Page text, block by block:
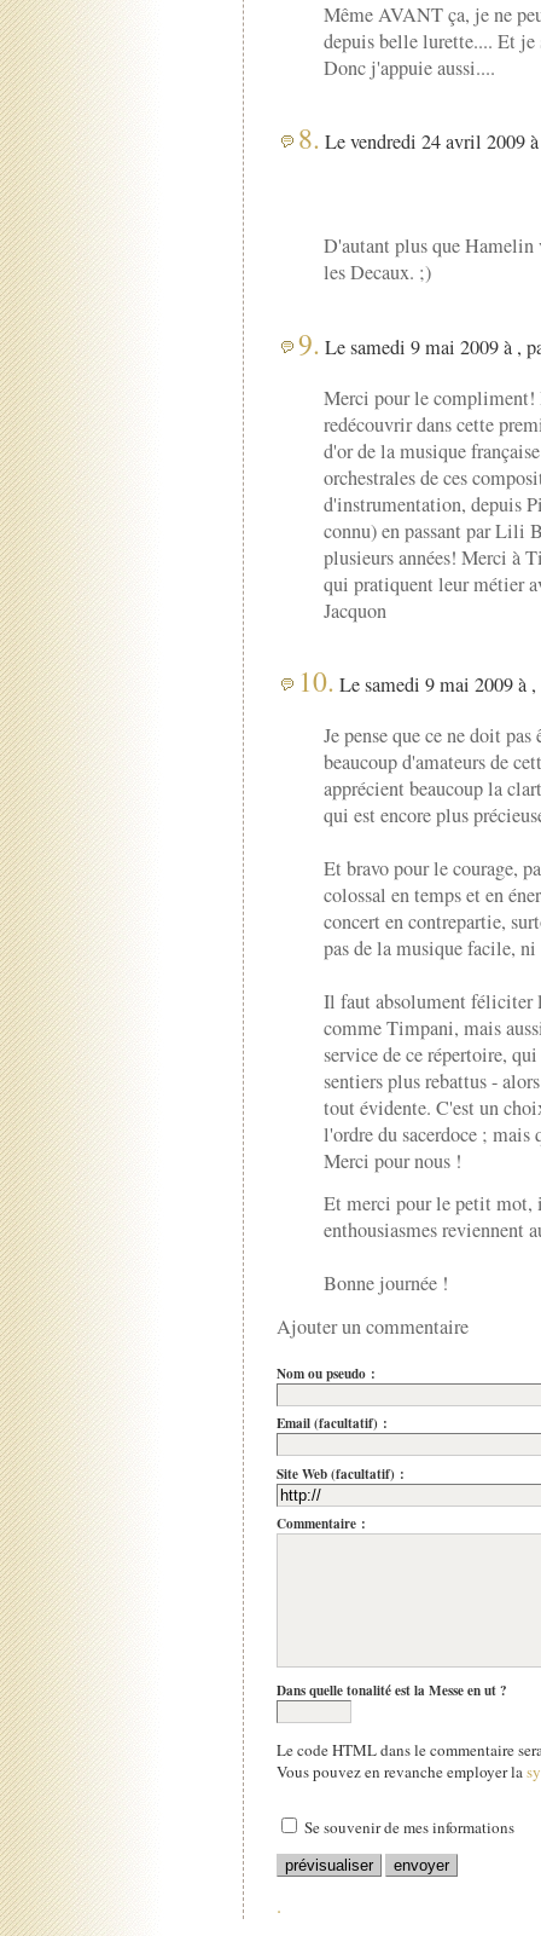
Même AVANT ça, je ne
depuis belle lurette.... Et
Donc j'appuie aussi....
8. Le vendredi 24 avril 2009
D'autant plus que
les Decaux. ;)
9. Le samedi 9 mai 2009 à ,
Merci pour le compliment!
redécouvrir dans cette
d'or de la musique
orchestrales de ces
d'instrumentation, depuis
connu) en passant par Lili
plusieurs années! Merci à
qui pratiquent leur métier
Jacquon
10. Le samedi 9 mai 2009 à
Je pense que ce ne doit
beaucoup d'amateurs de
apprécient beaucoup la
qui est encore plus
Et bravo pour le courage,
colossal en temps et en
concert en contrepartie,
pas de la musique facile,
Il faut absolument féliciter
comme Timpani, mais
service de ce répertoire,
sentiers plus rebattus -
tout évidente. C'est un
l'ordre du sacerdoce ;
Merci pour nous !
Et merci pour le petit mot,
enthousiasmes reviennent
Bonne journée !
Ajouter un commentaire
Nom ou pseudo :
Email (facultatif) :
Site Web (facultatif) :
Commentaire :
Dans quelle tonalité est la Messe en ut ?
Le code HTML dans le commentaire
Vous pouvez en revanche employer la
Se souvenir de mes informations
.